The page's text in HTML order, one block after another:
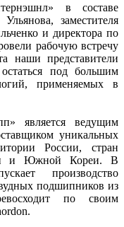
в составе
заместителя
и директора по
рабочую встречу
наши представители
под большим
применяемых в
является ведущим
уникальных
России, стран
и Южной Кореи. В
производство
подшипников из
по своим